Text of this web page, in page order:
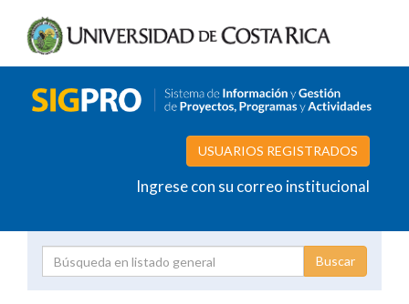
USUARIOS REGISTRADOS
Ingrese con su correo institucional